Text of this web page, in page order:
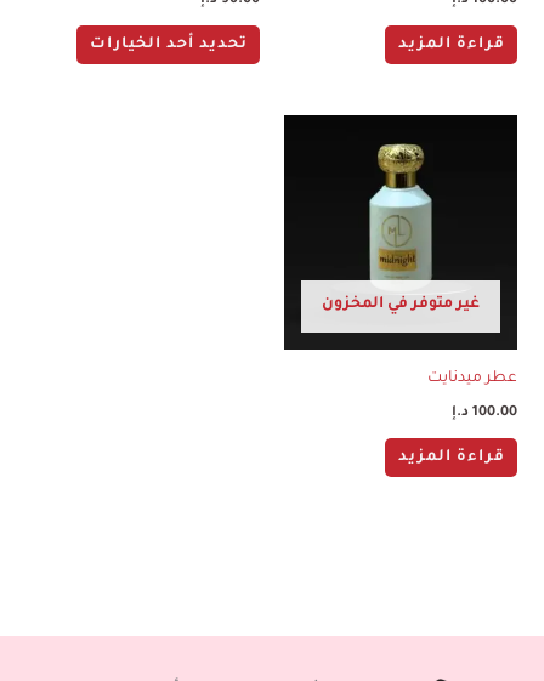
قراءة المزيد تحديد أحد الخيارات
على
صفحة
غير متوفر في المخزون
عطر ميدنايت
100.00 د.إ
قراءة المزيد